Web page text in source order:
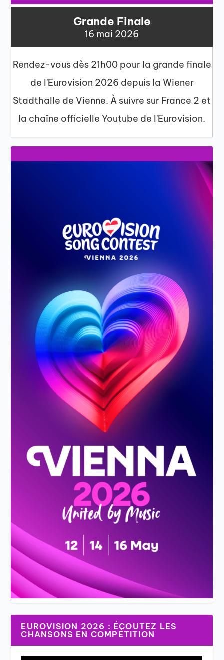
Grande Finale
16 mai 2026
Rendez-vous dès 21h00 pour la grande finale
de l'Eurovision 2026 depuis la Wiener
Stadthalle de Vienne. À suivre sur France 2 et
la chaîne officielle Youtube de l'Eurovision.
EUROVISION 2026 : ÉCOUTEZ LES
CHANSONS EN COMPÉTITION